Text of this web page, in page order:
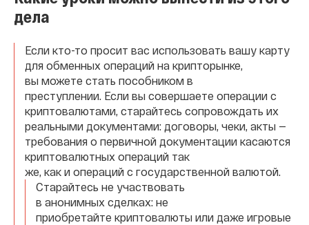
дела
Если кто-то просит вас использовать вашу карту
для обменных операций на крипторынке,
вы можете стать пособником в
преступлении. Если вы совершаете операции с
криптовалютами, старайтесь сопровождать их
реальными документами: договоры, чеки, акты —
требования о первичной документации касаются
криптовалютных операций так
же, как и операций с государственной валютой.
Старайтесь не участвовать
в анонимных сделках: не
приобретайте криптовалюты или даже игровые